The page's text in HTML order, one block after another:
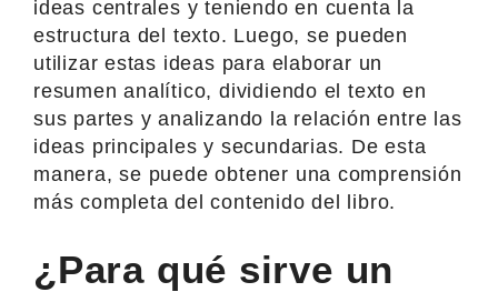
ideas centrales y teniendo en cuenta la
estructura del texto. Luego, se pueden
utilizar estas ideas para elaborar un
resumen analítico, dividiendo el texto en
sus partes y analizando la relación entre las
ideas principales y secundarias. De esta
manera, se puede obtener una comprensión
más completa del contenido del libro.
¿Para qué sirve un